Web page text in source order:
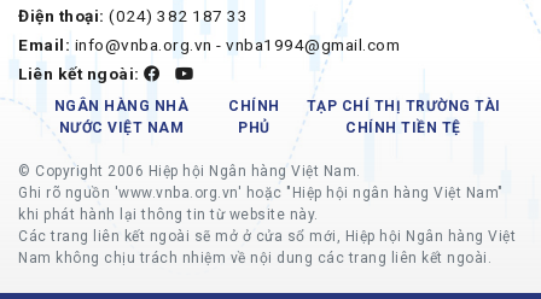
Điện thoại: (024) 382 187 33
Email: info@vnba.org.vn - vnba1994@gmail.com
Liên kết ngoài:
NGÂN HÀNG NHÀ
NƯỚC VIỆT NAM
CHÍNH
PHỦ
TẠP CHÍ THỊ TRƯỜNG TÀI
CHÍNH TIỀN TỆ
© Copyright 2006 Hiệp hội Ngân hàng Việt Nam.
Ghi rõ nguồn 'www.vnba.org.vn' hoặc "Hiệp hội ngân hàng Việt Nam"
khi phát hành lại thông tin từ website này.
Các trang liên kết ngoài sẽ mở ở cửa sổ mới, Hiệp hội Ngân hàng Việt
Nam không chịu trách nhiệm về nội dung các trang liên kết ngoài.